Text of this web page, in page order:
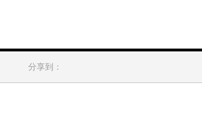
分享到：